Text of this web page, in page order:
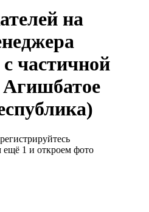
на
частичной
Агишбатое
ещё 1 и откроем фото